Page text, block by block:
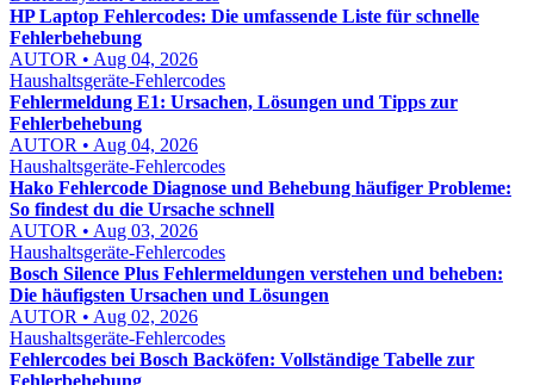
HP Laptop Fehlercodes: Die umfassende Liste für schnelle
Fehlerbehebung
AUTOR • Aug 04, 2026
Haushaltsgeräte-Fehlercodes
Fehlermeldung E1: Ursachen, Lösungen und Tipps zur
Fehlerbehebung
AUTOR • Aug 04, 2026
Haushaltsgeräte-Fehlercodes
Hako Fehlercode Diagnose und Behebung häufiger Probleme:
So findest du die Ursache schnell
AUTOR • Aug 03, 2026
Haushaltsgeräte-Fehlercodes
Bosch Silence Plus Fehlermeldungen verstehen und beheben:
Die häufigsten Ursachen und Lösungen
AUTOR • Aug 02, 2026
Haushaltsgeräte-Fehlercodes
Fehlercodes bei Bosch Backöfen: Vollständige Tabelle zur
Fehlerbehebung